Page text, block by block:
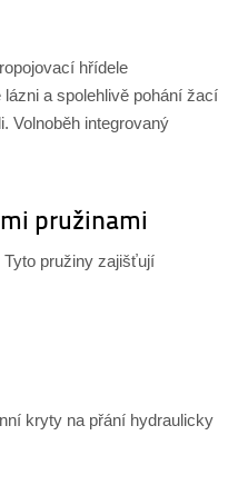
hřídele
a spolehlivě pohání žací
Volnoběh integrovaný
pružinami
Tyto pružiny zajišťují
kryty na přání hydraulicky